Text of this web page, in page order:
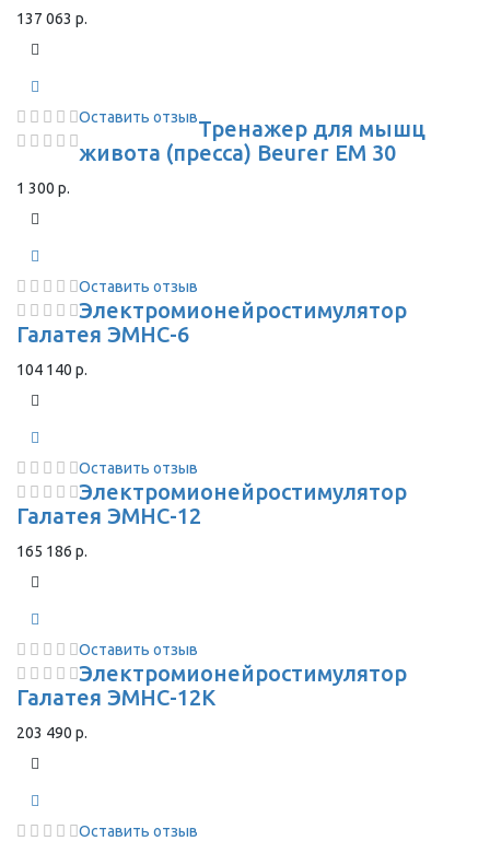
137 063 р.
Оставить отзывТренажер для мышц
живота (пресса) Beurer EM 30
1 300 р.
Оставить отзыв
Электромионейростимулятор
Галатея ЭМНС-6
104 140 р.
Оставить отзыв
Электромионейростимулятор
Галатея ЭМНС-12
165 186 р.
Оставить отзыв
Электромионейростимулятор
Галатея ЭМНС-12К
203 490 р.
Оставить отзыв